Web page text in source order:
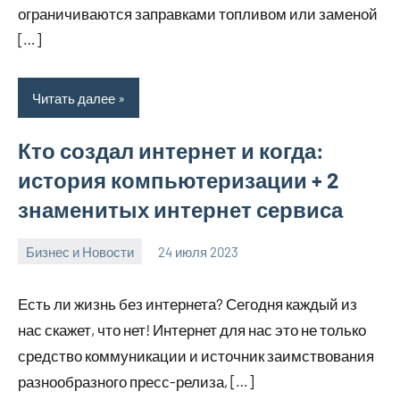
ограничиваются заправками топливом или заменой
[…]
Читать далее
Кто создал интернет и когда:
история компьютеризации + 2
знаменитых интернет сервиса
Бизнес и Новости 24 июля 2023
Есть ли жизнь без интернета? Сегодня каждый из
нас скажет, что нет! Интернет для нас это не только
средство коммуникации и источник заимствования
разнообразного пресс-релиза, […]